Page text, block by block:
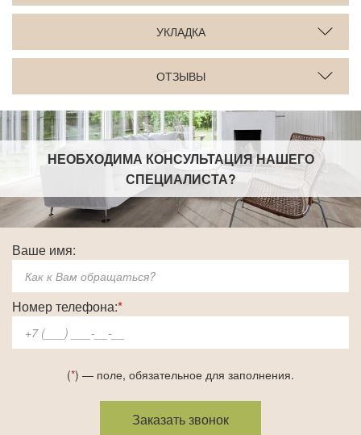
УКЛАДКА
ОТЗЫВЫ
НЕОБХОДИМА КОНСУЛЬТАЦИЯ НАШЕГО
СПЕЦИАЛИСТА?
Ваше имя:
Номер телефона:*
(*) — поле, обязательное для заполнения.